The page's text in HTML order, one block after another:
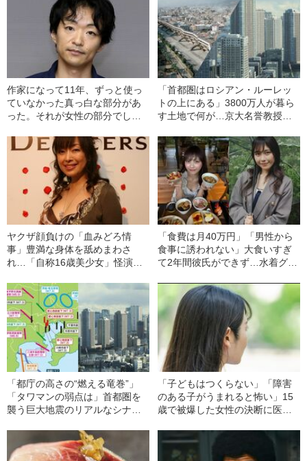
作家になって11年、ずっと使っ
ていなかった真っ白な部分があ
った。それが女性の部分でした
「首都圏はロシアン・ルーレッ
トの上にある」3800万人が暮ら
す土地で何が…京大名誉教授が
カニズム
ヤクザ顔負けの「血みどろ情
事」豊満な身体を舐めまわさ
れ…「自称16歳美少女」怪演
ぎる“熟れ方”
「食費は月40万円」「男性から
食事に誘われない」大食いすぎ
て2年間彼氏ができず…水着グラ
女子（24）が語る、驚愕の食生
「都庁の高さの“燃える竜巻”」
「タワマンの弱点は」首都圏を
襲う巨大地震のリアルなシナリ
「子どもはつくらない」「障害
のある子がうまれると怖い」15
歳で被爆した女性の決断に医者
者からの衝撃的な一言”